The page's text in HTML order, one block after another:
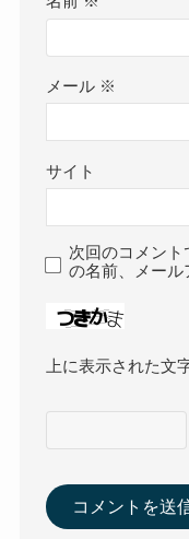
メール ※
サイト
次回のコメン
の名前、メール
上に表示された文